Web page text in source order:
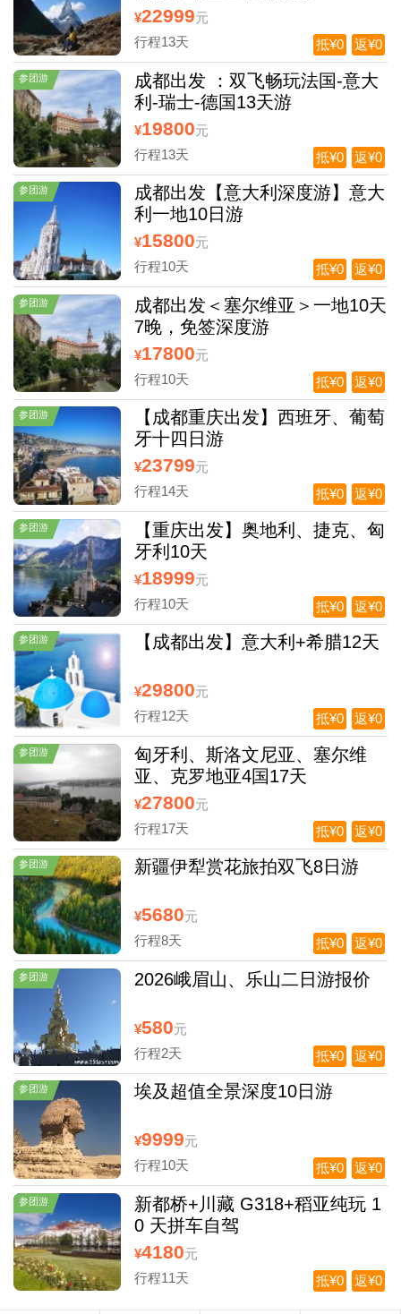
¥22999元
行程13天
返¥0
抵¥0
参团游
成都出发 ：双飞畅玩法国-意大
利-瑞士-德国13天游
¥19800元
行程13天
返¥0
抵¥0
参团游
成都出发【意大利深度游】意大
利一地10日游
¥15800元
行程10天
返¥0
抵¥0
参团游
成都出发＜塞尔维亚＞一地10天
7晚，免签深度游
¥17800元
行程10天
返¥0
抵¥0
参团游
【成都重庆出发】西班牙、葡萄
牙十四日游
¥23799元
行程14天
返¥0
抵¥0
参团游
【重庆出发】奥地利、捷克、匈
牙利10天
¥18999元
行程10天
返¥0
抵¥0
参团游 【成都出发】意大利+希腊12天
¥29800元
行程12天
返¥0
抵¥0
参团游
匈牙利、斯洛文尼亚、塞尔维
亚、克罗地亚4国17天
¥27800元
行程17天
返¥0
抵¥0
参团游 新疆伊犁赏花旅拍双飞8日游
¥5680元
行程8天
返¥0
抵¥0
参团游 2026峨眉山、乐山二日游报价
¥580元
行程2天
返¥0
抵¥0
参团游 埃及超值全景深度10日游
¥9999元
行程10天
返¥0
抵¥0
参团游
新都桥+川藏 G318+稻亚纯玩 1
0 天拼车自驾
¥4180元
行程11天
返¥0
抵¥0